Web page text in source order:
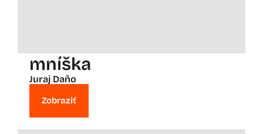
mníška
Juraj Daňo
Zobraziť